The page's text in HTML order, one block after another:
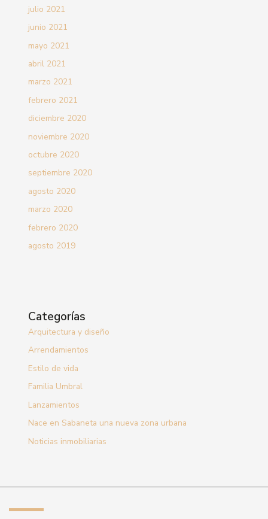
julio 2021
junio 2021
mayo 2021
abril 2021
marzo 2021
febrero 2021
diciembre 2020
noviembre 2020
octubre 2020
septiembre 2020
agosto 2020
marzo 2020
febrero 2020
agosto 2019
Categorías
Arquitectura y diseño
Arrendamientos
Estilo de vida
Familia Umbral
Lanzamientos
Nace en Sabaneta una nueva zona urbana
Noticias inmobiliarias